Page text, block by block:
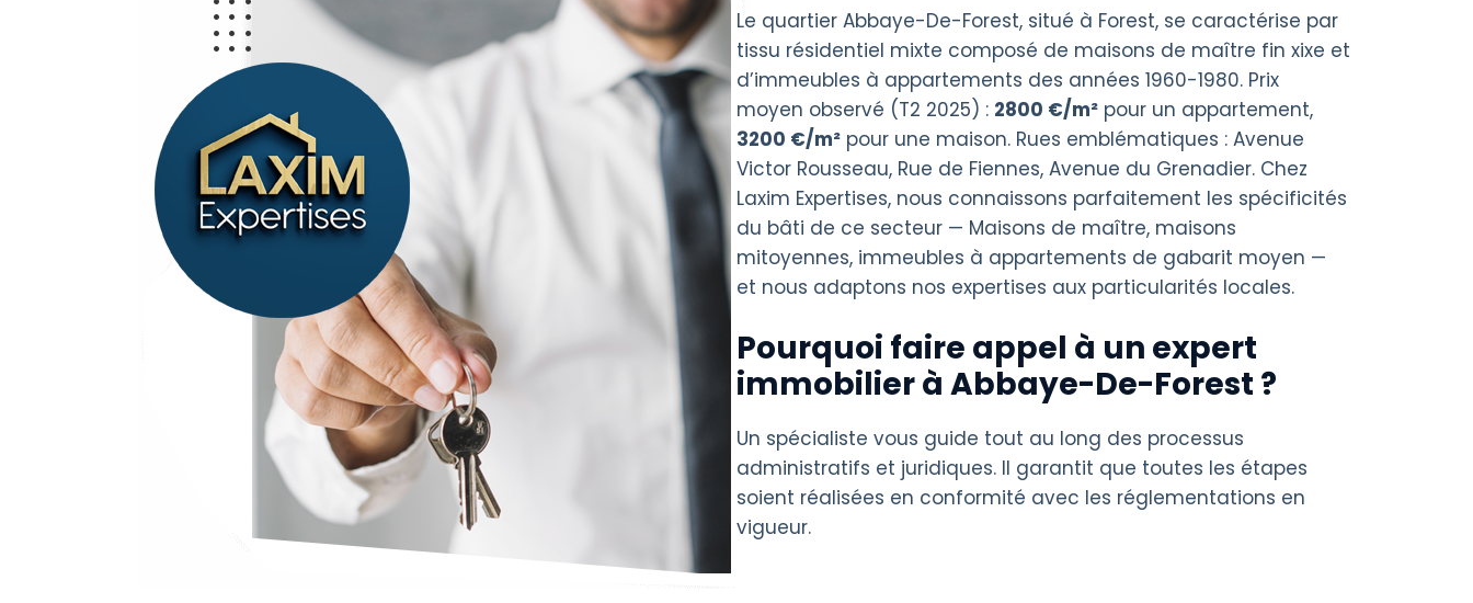
Le quartier Abbaye-De-Forest, situé à Forest, se caractérise par
tissu résidentiel mixte composé de maisons de maître fin xixe et
d’immeubles à appartements des années 1960-1980. Prix
moyen observé (T2 2025) : 2800 €/m² pour un appartement,
3200 €/m² pour une maison. Rues emblématiques : Avenue
Victor Rousseau, Rue de Fiennes, Avenue du Grenadier. Chez
Laxim Expertises, nous connaissons parfaitement les spécificités
du bâti de ce secteur — Maisons de maître, maisons
mitoyennes, immeubles à appartements de gabarit moyen —
et nous adaptons nos expertises aux particularités locales.
Pourquoi faire appel à un expert
immobilier à Abbaye-De-Forest ?
Un spécialiste vous guide tout au long des processus
administratifs et juridiques. Il garantit que toutes les étapes
soient réalisées en conformité avec les réglementations en
vigueur.